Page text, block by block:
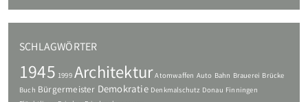
SCHLAGWÖRTER
1945 1999 Architektur Atomwaffen Auto Bahn Brauerei Brücke
Buch Bürgermeister Demokratie Denkmalschutz Donau Finningen